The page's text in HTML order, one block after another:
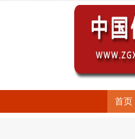
首页